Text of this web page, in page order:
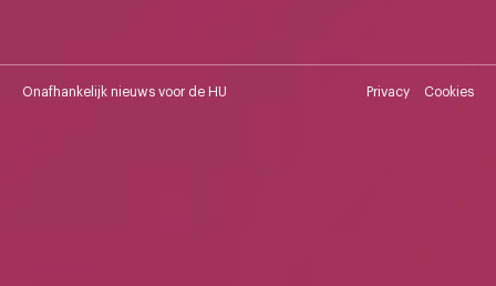
Onafhankelijk nieuws voor de HU Privacy Cookies